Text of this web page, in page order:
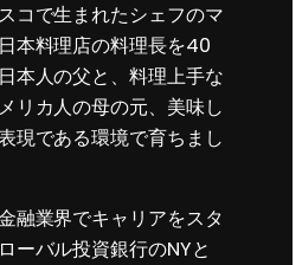
コで生まれたシェフのマ
本料理店の料理長を40
本人の父と、料理上手な
リカ人の母の元、美味し
現である環境で育ちまし
融業界でキャリアをスタ
ーバル投資銀行のNYと